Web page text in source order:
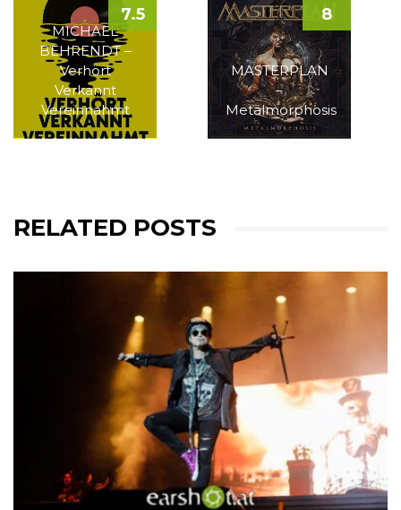
MICHAEL
BEHRENDT –
Verhört
Verkannt
Vereinnahmt
7.5
MASTERPLAN
–
Metalmorphosis
8
RELATED POSTS